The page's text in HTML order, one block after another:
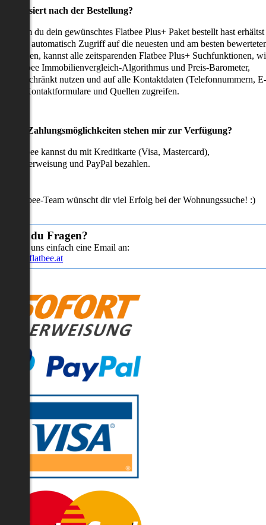
passiert nach der Bestellung?
du dein gewünschtes Flatbee Plus+ Paket bestellt hast erhältst
sofort automatisch Zugriff auf die neuesten und am besten
kannst alle zeitsparenden Flatbee Plus+ Suchfunktionen,
Flatbee Immobilienvergleich-Algorithmus und Preis-Barometer,
nutzen und auf alle Kontaktdaten (Telefonnummern, E-
Kontaktformulare und Quellen zugreifen.
Zahlungsmöglichkeiten stehen mir zur Verfügung?
Flatbee kannst du mit Kreditkarte (Visa, Mastercard),
und PayPal bezahlen.
Flatbee-Team wünscht dir viel Erfolg bei der Wohnungssuche! :)
Hast du Fragen?
Sende uns einfach eine Email an:
info@flatbee.at